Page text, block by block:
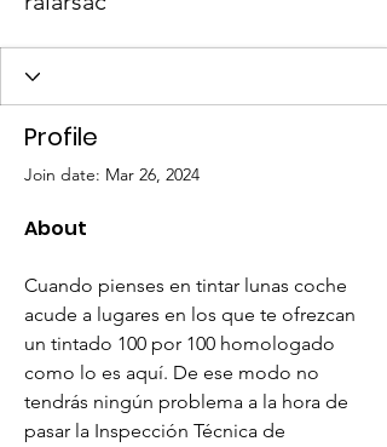
Profile
Join date: Mar 26, 2024
About
Cuando pienses en tintar lunas coche
acude a lugares en los que te ofrezcan
un tintado 100 por 100 homologado
como lo es aquí. De ese modo no
tendrás ningún problema a la hora de
pasar la Inspección Técnica de